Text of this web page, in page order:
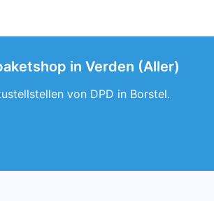
in Verden (Aller)
von DPD in Borstel.